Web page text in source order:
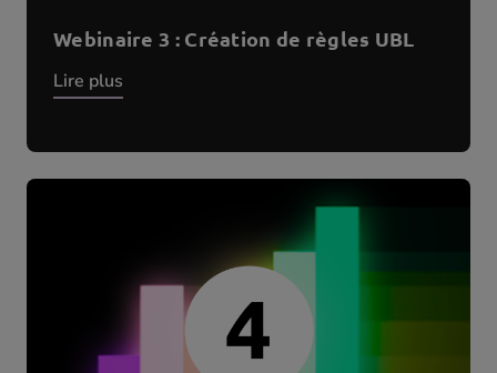
Webinaire 3 : Création de règles UBL
Lire plus